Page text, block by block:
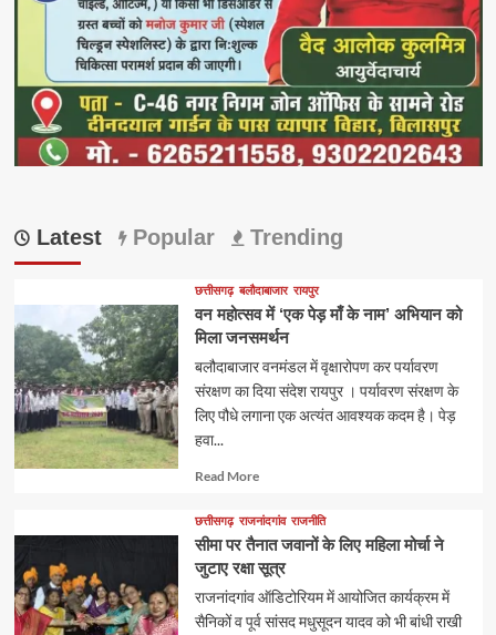
Latest Popular Trending
छत्तीसगढ़ बलौदाबाजार रायपुर
वन महोत्सव में ‘एक पेड़ माँ के नाम’ अभियान को
मिला जनसमर्थन
बलौदाबाजार वनमंडल में वृक्षारोपण कर पर्यावरण
संरक्षण का दिया संदेश रायपुर । पर्यावरण संरक्षण के
लिए पौधे लगाना एक अत्यंत आवश्यक कदम है। पेड़
हवा...
Read MoreRead
about
छत्तीसगढ़ राजनांदगांव राजनीति
सीमा पर तैनात जवानों के लिए महिला मोर्चा ने
जुटाए रक्षा सूत्र
राजनांदगांव ऑडिटोरियम में आयोजित कार्यक्रम में
सैनिकों व पूर्व सांसद मधुसूदन यादव को भी बांधी राखी